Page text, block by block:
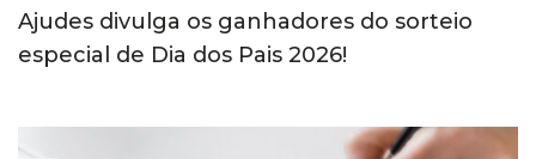
Ajudes divulga os ganhadores do sorteio
especial de Dia dos Pais 2026!